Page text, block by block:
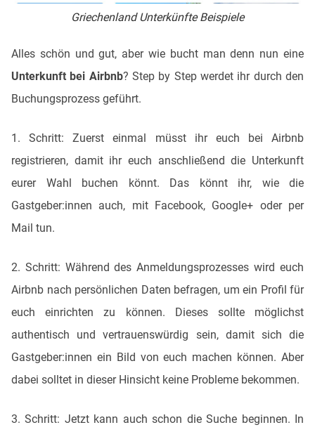
Griechenland Unterkünfte Beispiele
Alles schön und gut, aber wie bucht man denn nun eine
Unterkunft bei Airbnb? Step by Step werdet ihr durch den
Buchungsprozess geführt.
1. Schritt: Zuerst einmal müsst ihr euch bei Airbnb
registrieren, damit ihr euch anschließend die Unterkunft
eurer Wahl buchen könnt. Das könnt ihr, wie die
Gastgeber:innen auch, mit Facebook, Google+ oder per
Mail tun.
2. Schritt: Während des Anmeldungsprozesses wird euch
Airbnb nach persönlichen Daten befragen, um ein Profil für
euch einrichten zu können. Dieses sollte möglichst
authentisch und vertrauenswürdig sein, damit sich die
Gastgeber:innen ein Bild von euch machen können. Aber
dabei solltet in dieser Hinsicht keine Probleme bekommen.
3. Schritt: Jetzt kann auch schon die Suche beginnen. In